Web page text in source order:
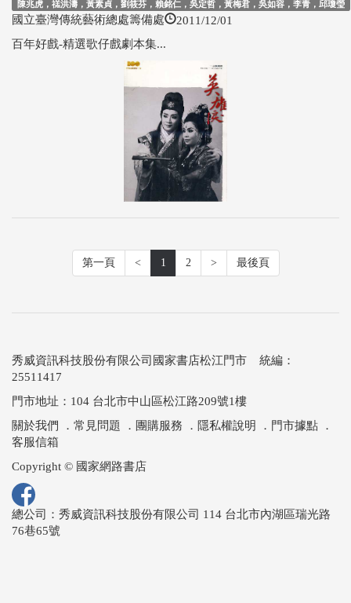
陳兆虎，禚洪濤，黃素貞，劉筱芬，賴銘仁，吳定哲，黃梅君，吳如容，李青，邱瓊瑩
國立臺灣傳統藝術總處籌備處 2011/12/01
百年好戲-精選歌仔戲劇本集...
第一頁 < 1 2 > 最後頁
秀威資訊科技股份有限公司國家書店松江門市 統編：
25511417
門市地址：104 台北市中山區松江路209號1樓
關於我們
． 常見問題 ． 團購服務 ． 隱私權說明 ． 門市據點 ．
客服信箱
Copyright © 國家網路書店
總公司：秀威資訊科技股份有限公司 114 台北市內湖區瑞光路
76巷65號